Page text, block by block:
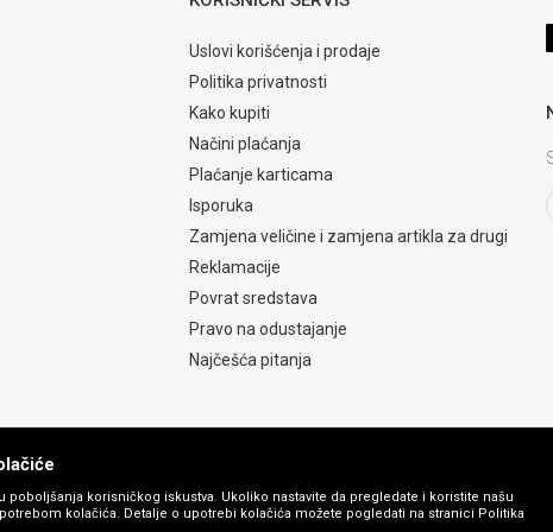
Uslovi korišćenja i prodaje
Politika privatnosti
Kako kupiti
Načini plaćanja
Plaćanje karticama
Isporuka
Zamjena veličine i zamjena artikla za drugi
Reklamacije
Povrat sredstava
Pravo na odustajanje
Najčešća pitanja
korisničkog iskustva. Ukoliko nastavite da pregledate i koristite našu
kolačića. Detalje o upotrebi kolačića možete pogledati na stranici Politika